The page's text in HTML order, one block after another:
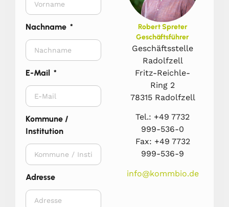
Nachname
E-Mail
Kommune /
Institution
Adresse
Robert Spreter
Geschäftsführer
Geschäftsstelle
Radolfzell
Fritz-Reichle-
Ring 2
78315 Radolfzell
Tel.: +49 7732
999-536-0
Fax: +49 7732
999-536-9
info@kommbio.de